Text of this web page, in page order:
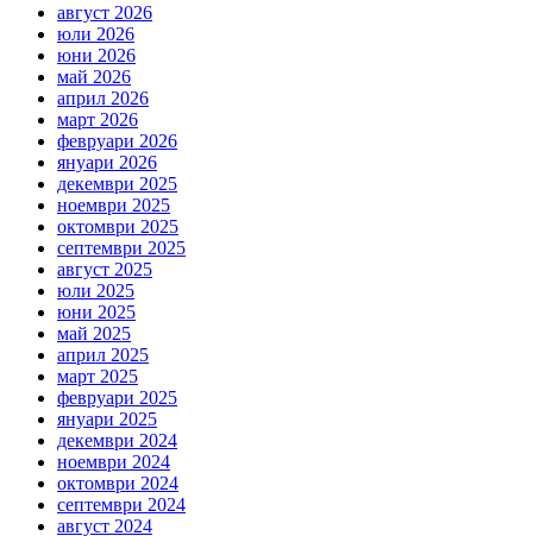
август 2026
юли 2026
юни 2026
май 2026
април 2026
март 2026
февруари 2026
януари 2026
декември 2025
ноември 2025
октомври 2025
септември 2025
август 2025
юли 2025
юни 2025
май 2025
април 2025
март 2025
февруари 2025
януари 2025
декември 2024
ноември 2024
октомври 2024
септември 2024
август 2024